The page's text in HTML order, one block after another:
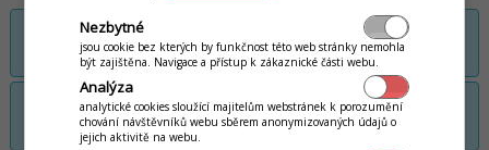
Kampaň: Automatický slevový kupón za
online registraci klienta
Kampaň: Automatický slevový kupón za
první objednávku
Nezbytné
jsou cookie bez kterých by funkčnost této web stránky nemohla
být zajištěna. Navigace a přístup k zákaznické části webu.
Analýza
analytické cookies sloužící majitelům webstránek k porozumění
chování návštěvníků webu sběrem anonymizovaných údajů o
jejich aktivitě na webu.